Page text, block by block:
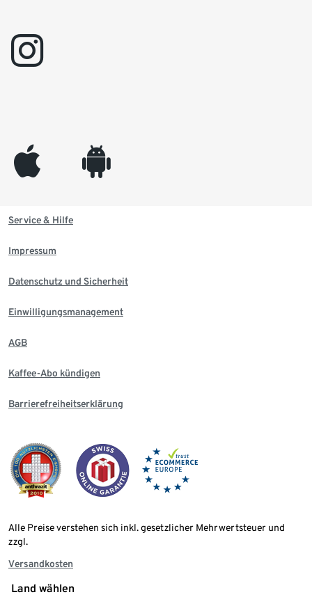
instagram
appleinc android
Service & Hilfe
Impressum
Datenschutz und Sicherheit
Einwilligungsmanagement
AGB
Kaffee-Abo kündigen
Barrierefreiheitserklärung
Alle Preise verstehen sich inkl. gesetzlicher Mehrwertsteuer und
zzgl.
Versandkosten
Land wählen